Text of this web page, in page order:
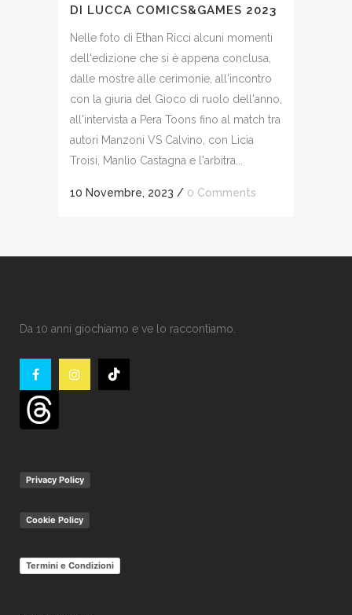
DI LUCCA COMICS&GAMES 2023
Nelle foto di Ethan Ricci alcuni momenti
dell'edizione che si è appena conclusa,
dalle mostre alle cerimonie, all'incontro
con la giuria del Gioco di ruolo dell'anno,
all'intervista a Pera Toons fino al match tra
autori Manzoni VS Calvino, con Licia
Troisi, Manlio Castagna e l'arbitra...
10 Novembre, 2023 / 0 Comments
Da 10 anni giochiamo e ve lo raccontiamo.
Privacy Policy
Cookie Policy
Termini e Condizioni